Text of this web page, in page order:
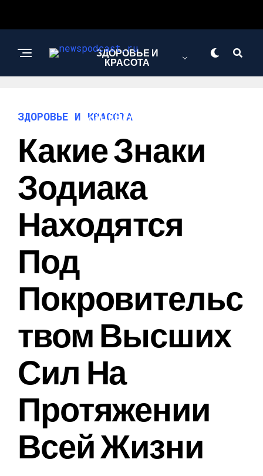
ЗДОРОВЬЕ И
КРАСОТА
ИНТЕРЕСНОЕ И
ПОЗНАВАТЕЛЬНОЕ
ЗДОРОВЬЕ И КРАСОТА
Какие Знаки
Зодиака
Находятся
Под
Покровительс
Твом Высших
Сил На
Протяжении
Всей Жизни